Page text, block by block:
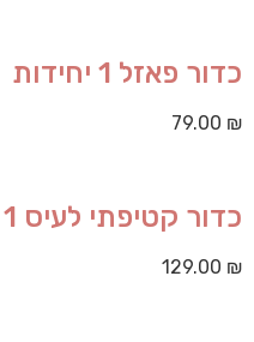
כדור פאזל 1 יחידות
79.00 ₪
כדור קטיפתי לעיס 1 יחידות
129.00 ₪